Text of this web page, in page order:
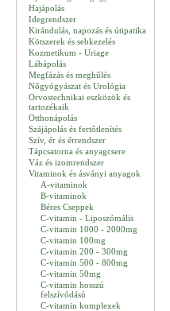
Hajápolás
Idegrendszer
Kirándulás, napozás és útipatika
Kötszerek és sebkezelés
Kozmetikum - Uriage
Lábápolás
Megfázás és meghűlés
Nőgyógyászat és Urológia
Orvostechnikai eszközök és
tartozékaik
Otthonápolás
Szájápolás és fertőtlenítés
Szív, ér és érrendszer
Tápcsatorna és anyagcsere
Váz és izomrendszer
Vitaminok és ásványi anyagok
A-vitaminok
B-vitaminok
Béres Cseppek
C-vitamin - Liposzómális
C-vitamin 1000 - 2000mg
C-vitamin 100mg
C-vitamin 200 - 300mg
C-vitamin 500 - 800mg
C-vitamin 50mg
C-vitamin hosszú
felszívódású
C-vitamin komplexek